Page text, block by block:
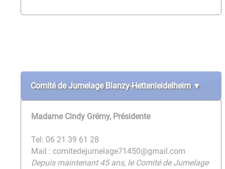
Comité de Jumelage Blanzy-Hettenleidelheim ▼
Madame Cindy Grémy, Présidente
Tel: 06 21 39 61 28
​​​​​​​Mail : comitedejumelage71450@gmail.com
Depuis maintenant 45 ans, le Comité de Jumelage